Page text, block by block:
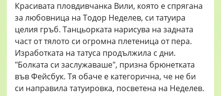
Красивата пловдивчанка Вили, която е спрягана
за любовница на Тодор Неделев, си татуира
целия гръб. Танцьорката нарисува на задната
част от тялото си огромна плетеница от пера.
Изработката на татуса продължила с дни.
"Болката си заслужаваше", призна брюнетката
във Фейсбук. Тя обаче е категорична, че не би
си направила татуировка, посветена на Неделев.